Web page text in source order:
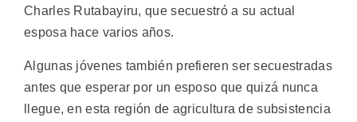
Charles Rutabayiru, que secuestró a su actual
esposa hace varios años.
Algunas jóvenes también prefieren ser secuestradas
antes que esperar por un esposo que quizá nunca
llegue, en esta región de agricultura de subsistencia